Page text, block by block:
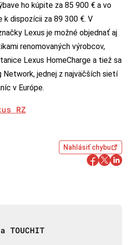
ho kúpite za 85 900 € a vo
k dispozícii za 89 300 €. V
Lexus je možné objednať aj
renomovaných výrobcov,
Lexus HomeCharge a tiež sa
Network, jednej z najväčších sietí
v Európe.
RZ
Nahlásiť chybu
TOUCHIT